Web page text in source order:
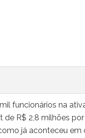
funcionários na
R$ 2,8 milhões
já aconteceu em